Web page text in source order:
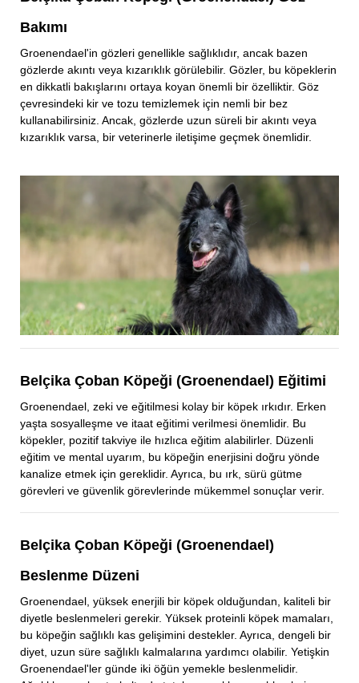
Bakımı
Groenendael'in gözleri genellikle sağlıklıdır, ancak bazen
gözlerde akıntı veya kızarıklık görülebilir. Gözler, bu köpeklerin
en dikkatli bakışlarını ortaya koyan önemli bir özelliktir. Göz
çevresindeki kir ve tozu temizlemek için nemli bir bez
kullanabilirsiniz. Ancak, gözlerde uzun süreli bir akıntı veya
kızarıklık varsa, bir veterinerle iletişime geçmek önemlidir.
Belçika Çoban Köpeği (Groenendael) Eğitimi
Groenendael, zeki ve eğitilmesi kolay bir köpek ırkıdır. Erken
yaşta sosyalleşme ve itaat eğitimi verilmesi önemlidir. Bu
köpekler, pozitif takviye ile hızlıca eğitim alabilirler. Düzenli
eğitim ve mental uyarım, bu köpeğin enerjisini doğru yönde
kanalize etmek için gereklidir. Ayrıca, bu ırk, sürü gütme
görevleri ve güvenlik görevlerinde mükemmel sonuçlar verir.
Belçika Çoban Köpeği (Groenendael)
Beslenme Düzeni
Groenendael, yüksek enerjili bir köpek olduğundan, kaliteli bir
diyetle beslenmeleri gerekir. Yüksek proteinli köpek mamaları,
bu köpeğin sağlıklı kas gelişimini destekler. Ayrıca, dengeli bir
diyet, uzun süre sağlıklı kalmalarına yardımcı olabilir. Yetişkin
Groenendael'ler günde iki öğün yemekle beslenmelidir.